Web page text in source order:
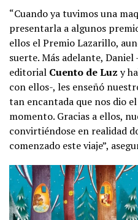
“Cuando ya tuvimos una
presentarla a algunos
ellos el Premio Lazarillo,
suerte. Más adelante,
editorial Cuento de Luz y
con ellos-, les enseñó
tan encantada que nos dio
momento. Gracias a ellos,
convirtiéndose en realidad
comenzado este viaje”,